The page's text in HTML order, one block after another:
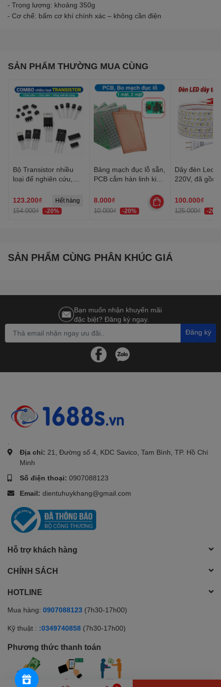
- Trọng lượng: khoảng 350g
- Cơ chế: bấm cơ khí chính xác – không cần điện
SẢN PHẨM THƯỜNG MUA CÙNG
Bộ Transistor nhiều
loại để nghiên cứu,
123.200₫
154.000₫ -20%
Hết hàng
Bảng mạch đục lỗ sẵn,
PCB cắm hàn linh kiện
8.000₫
10.000₫ -20%
Dây đèn Led
220V, đã gồm
trang trí quấn
trần, lễ Tết
100.000₫
125.000₫ -20%
SẢN PHẨM CÙNG PHÂN KHÚC GIÁ
Bạn muốn nhận khuyến mãi
đặc biệt? Đăng ký ngay.
Đăng ký
Địa chỉ: 21, Đường số 4, KDC Savico, Tam Bình, TP. Hồ Chí
Minh
Số điện thoại: 0907088123
Email: dientuhuykhang@gmail.com
Hỗ trợ khách hàng
CHÍNH SÁCH
HOTLINE
Mua hàng: 0907088123 (7h30-17h00)
Kỹ thuật : :0349740858 (7h30-17h00)
Phương thức thanh toán